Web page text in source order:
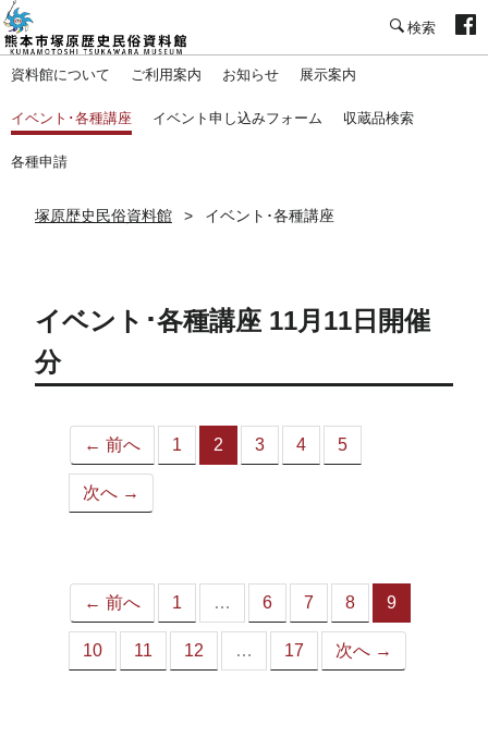
資料館について ご利用案内 お知らせ 展示案内
イベント･各種講座 イベント申し込みフォーム 収蔵品検索
各種申請
塚原歴史民俗資料館 イベント･各種講座
イベント･各種講座 11月11日開催
分
← 前へ 1 2
（こ
3 4 5
次へ →
← 前へ 1 … 6 7 8 9
10 11 12 … 17 次へ →